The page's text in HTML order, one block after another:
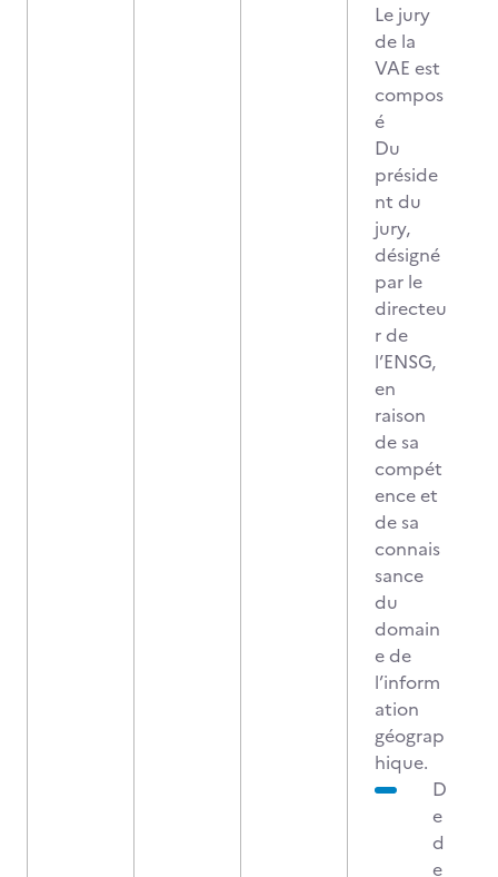
Le jury
de la
VAE est
compos
é
Du
préside
nt du
jury,
désigné
par le
directeu
r de
l’ENSG,
en
raison
de sa
compét
ence et
de sa
connais
sance
du
domain
e de
l’inform
ation
géograp
hique.
D
e
d
e